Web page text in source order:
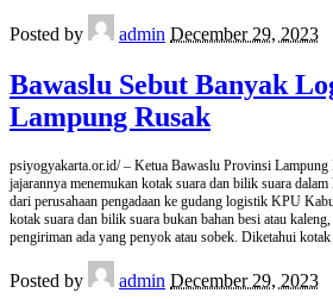
Posted by admin December 29, 2023
Bawaslu Sebut Banyak
Lampung Rusak
psiyogyakarta.or.id/ – Ketua Bawaslu Provinsi Lampung
jajarannya menemukan kotak suara dan bilik suara
dari perusahaan pengadaan ke gudang logistik KPU
kotak suara dan bilik suara bukan bahan besi atau
pengiriman ada yang penyok atau sobek. Diketahui
Posted by admin December 29, 2023